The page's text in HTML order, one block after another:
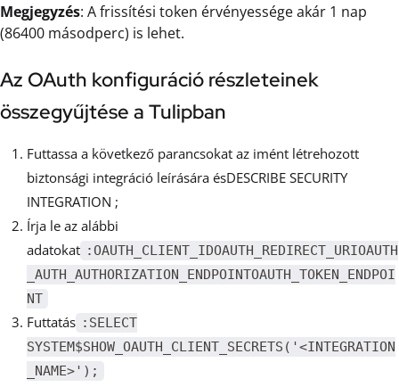
Megjegyzés: A frissítési token érvényessége akár 1 nap
(86400 másodperc) is lehet.
Az OAuth konfiguráció részleteinek
összegyűjtése a Tulipban
Futtassa a következő parancsokat az imént létrehozott
biztonsági integráció leírására ésDESCRIBE SECURITY
INTEGRATION ;
Írja le az alábbi
adatokat :OAUTH_CLIENT_IDOAUTH_REDIRECT_URIOAUTH
_AUTH_AUTHORIZATION_ENDPOINTOAUTH_TOKEN_ENDPOI
NT
Futtatás :SELECT
SYSTEM$SHOW_OAUTH_CLIENT_SECRETS('<INTEGRATION
_NAME>');